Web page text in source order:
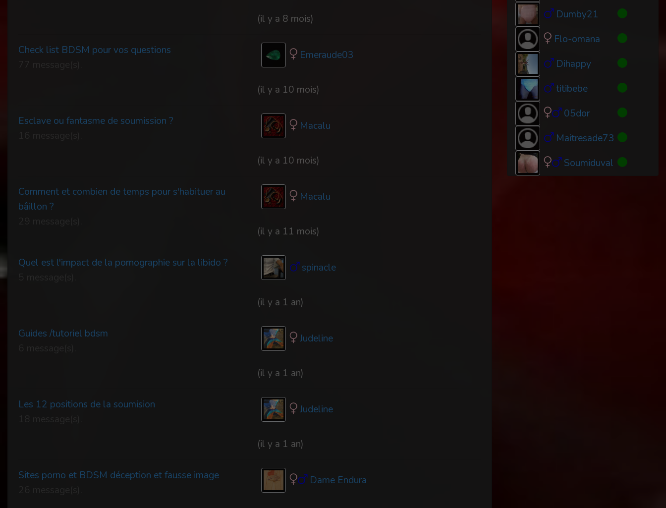
(il y a 8 mois)
Check list BDSM pour vos questions
Emeraude03
(il y a 10 mois)
Esclave ou fantasme de soumission ?
Macalu
(il y a 10 mois)
Comment et combien de temps pour s'habituer au
bâillon ?
Macalu
(il y a 11 mois)
Quel est l'impact de la pornographie sur la libido ?
spinacle
(il y a 1 an)
Guides /tutoriel bdsm
Judeline
(il y a 1 an)
Les 12 positions de la soumision
Judeline
(il y a 1 an)
Sites porno et BDSM déception et fausse image
Dame Endura
Dumby21
Flo-omana
Dihappy
titibebe
05dor
Maitresade73
Soumiduval